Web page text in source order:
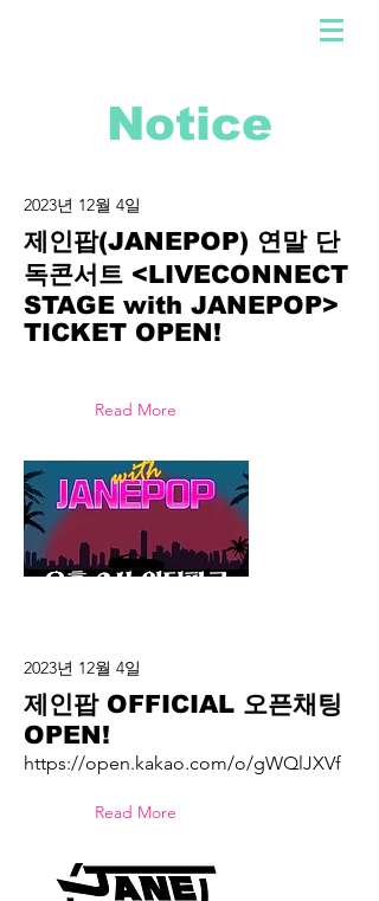
Notice
2023년 12월 4일
제인팝(JANEPOP) 연말 단
독콘서트 <LIVECONNECT
STAGE with JANEPOP>
TICKET OPEN!
Read More
2023년 12월 4일
제인팝 OFFICIAL 오픈채팅
OPEN!
https://open.kakao.com/o/gWQlJXVf
Read More